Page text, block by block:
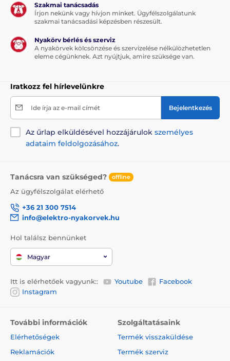
Szakmai tanácsadás
Írjon nekünk vagy hívjon minket. Ügyfélszolgálatunk
szakmai tanácsadási képzésben részesült.
Nyakörv bérlés és szerviz
A nyakörvek kölcsönzése és szervizelése nélkülözhetetlen
eleme cégünknek. Azt nyújtjuk, amire szüksége van.
Iratkozz fel hírlevelünkre
Ide írja az e-mail címét Bejelentkezés
Az űrlap elküldésével hozzájárulok személyes
adataim feldolgozásához.
Tanácsra van szükséged? offline
Az ügyfélszolgálat elérhető
+36 21 300 7514
info@elektro-nyakorvek.hu
Hol találsz bennünket
Magyar
Itt is elérhetőek vagyunk:: Youtube
Facebook
Instagram
További információk
Elérhetőségek
Reklamációk
Szolgáltatásaink
Termék visszaküldése
Termék szerviz